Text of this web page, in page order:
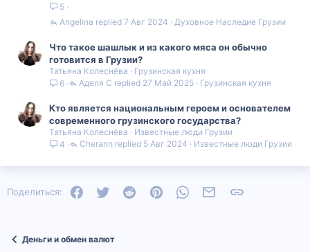
5
Духовное Наследие Грузии
7 Авг 2024
Angelina
Что такое шашлык и из какого мяса он обычно
готовится в Грузии?
Татьяна Колеснёва
Грузинская кухня
6
Грузинская кухня
27 Май 2025
Аделя С
Кто является национальным героем и основателем
современного грузинского государства?
Татьяна Колеснёва
Известные люди Грузии
4
Известные люди Грузии
5 Авг 2024
Cherann
Поделиться: FacebookTwitter Reddit PinterestWhatsAppЭлектронная почта
Деньги и обмен валют